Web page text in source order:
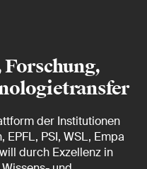
Forschung,
der Institutionen
PSI, WSL, Empa
durch Exzellenz in